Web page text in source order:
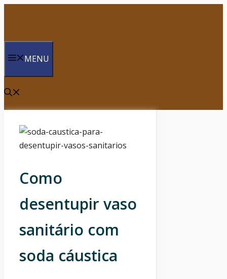
MENU
Como
desentupir vaso
sanitário com
soda cáustica